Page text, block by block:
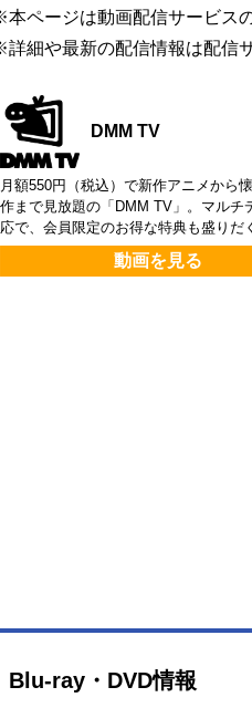
本ページは動画配信サービス
詳細や最新の配信情報は配信
DMM TV
月額550円（税込）で新作アニメから
作まで見放題の「DMM TV」。マルチ
応で、会員限定のお得な特典も盛りだ
動画を見る
Blu-ray・DVD情報